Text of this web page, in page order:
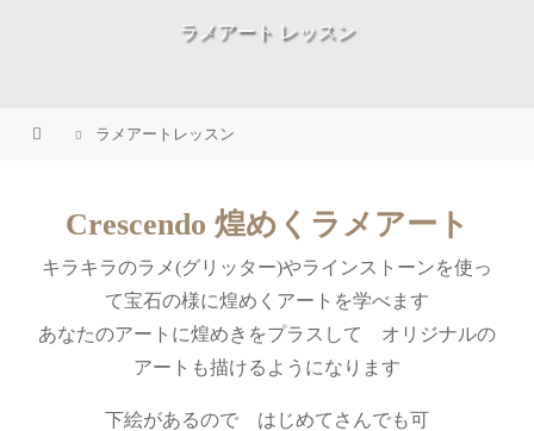
ラメアート レッスン
ラメアートレッスン
Crescendo 煌めくラメアート
キラキラのラメ(グリッター)やラインストーンを使っ
て宝石の様に煌めくアートを学べます
あなたのアートに煌めきをプラスして オリジナルの
アートも描けるようになります
下絵があるので はじめてさんでも可